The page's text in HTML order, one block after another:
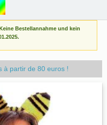
Bestellannahme und kein
à partir de 80 euros !